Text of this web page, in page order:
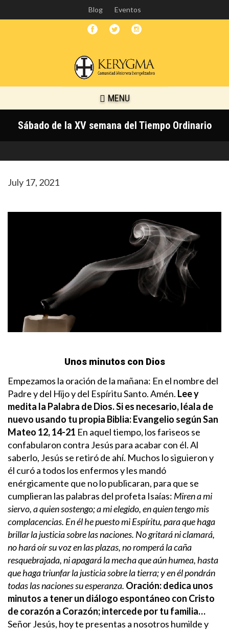
Skip
to
main
Blog Eventos
MENU
Sábado de la XV semana del Tiempo Ordinario
July 17, 2021
Unos minutos con Dios
Empezamos la oración de la mañana: En el nombre del
Padre y del Hijo y del Espíritu Santo. Amén. Lee y
medita la Palabra de Dios. Si es necesario, léala de
nuevo usando tu propia Biblia:Evangelio según San
Mateo 12, 14-21 En aquel tiempo, los fariseos se
confabularon contra Jesús para acabar con él. Al
saberlo, Jesús se retiró de ahí. Muchos lo siguieron y
él curó a todos los enfermos y les mandó
enérgicamente que no lo publicaran, para que se
cumplieran las palabras del profeta Isaías: Miren a mi
siervo, a quien sostengo; a mi elegido, en quien tengo mis
complacencias. En él he puesto mi Espíritu, para que haga
brillar la justicia sobre las naciones. No gritará ni clamará,
no hará oír su voz en las plazas, no romperá la caña
resquebrajada, ni apagará la mecha que aún humea, hasta
que haga triunfar la justicia sobre la tierra; y en él pondrán
todas las naciones su esperanza. Oración: dedica unos
minutos a tener un diálogo espontáneo con Cristo
de corazón a Corazón; intercede por tu familia…
Señor Jesús, hoy te presentas a nosotros humilde y